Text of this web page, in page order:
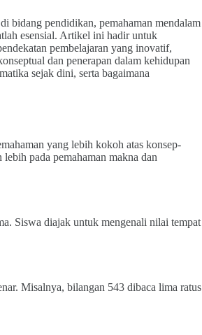
bidang pendidikan, pemahaman mendalam
esensial. Artikel ini hadir untuk
pembelajaran yang inovatif,
dan penerapan dalam kehidupan
sejak dini, serta bagaimana
yang lebih kokoh atas konsep-
pada pemahaman makna dan
Siswa diajak untuk mengenali nilai tempat
Misalnya, bilangan 543 dibaca lima ratus